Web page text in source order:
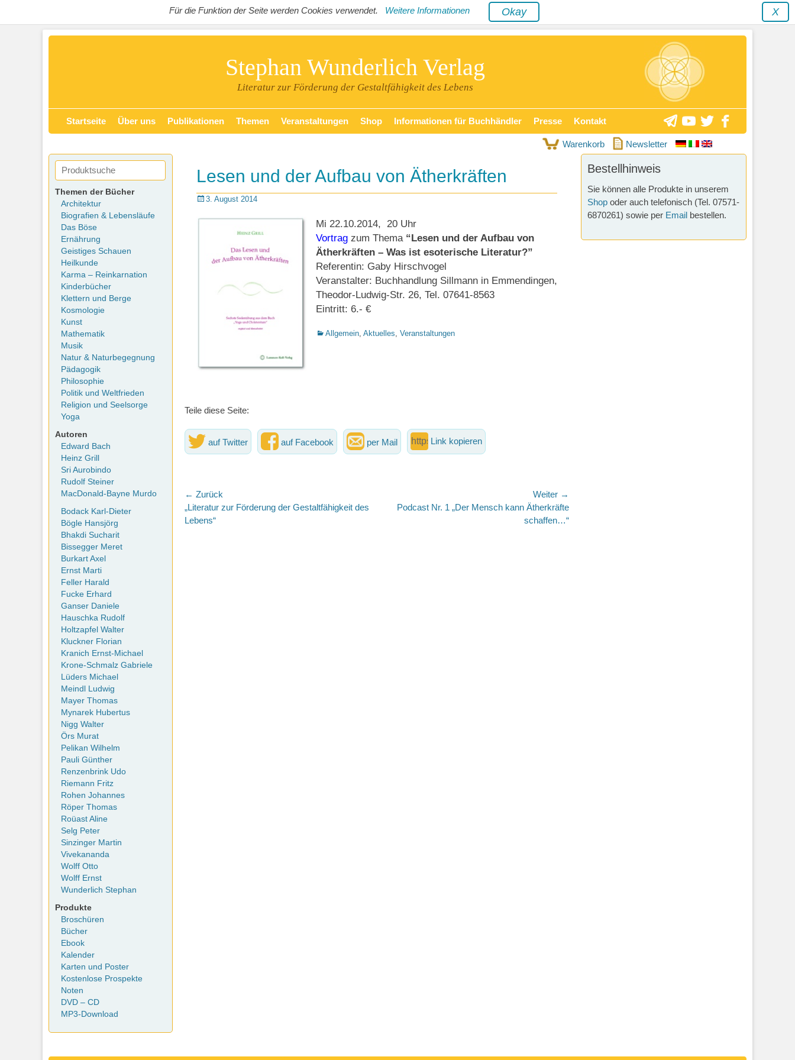
Für die Funktion der Seite werden Cookies verwendet. Weitere Informationen X
Okay
Stephan Wunderlich Verlag
Literatur zur Förderung der Gestaltfähigkeit des Lebens
Primäres Menü
Inhalt
Startseite Über uns Publikationen Themen Veranstaltungen Shop Informationen für Buchhändler Presse Kontakt
Warenkorb Newsletter
Lesen und der Aufbau von Ätherkräften
Posted
3. August 2014
Mi 22.10.2014, 20 Uhr
Vortrag zum Thema “Lesen und der Aufbau von
Ätherkräften – Was ist esoterische Literatur?”
Referentin: Gaby Hirschvogel
Veranstalter: Buchhandlung Sillmann in Emmendingen,
Theodor-Ludwig-Str. 26, Tel. 07641-8563
Eintritt: 6.- €
Kategorien
Allgemein, Aktuelles, Veranstaltungen
Teile diese Seite:
auf Twitter auf Facebook per Mail Link kopieren
Beitragsnavigation
← Zurück
Vorheriger
Beitrag:
„Literatur zur Förderung der Gestaltfähigkeit des
Lebens“
Weiter →
NächsterPodcast Nr. 1 „Der Mensch kann Ätherkräfte
schaffen…“
Bestellhinweis
Sie können alle Produkte in unserem
Shop oder auch telefonisch (Tel. 07571-
6870261) sowie per Email bestellen.
Themen der Bücher
Architektur
Biografien & Lebensläufe
Das Böse
Ernährung
Geistiges Schauen
Heilkunde
Karma – Reinkarnation
Kinderbücher
Klettern und Berge
Kosmologie
Kunst
Mathematik
Musik
Natur & Naturbegegnung
Pädagogik
Philosophie
Politik und Weltfrieden
Religion und Seelsorge
Yoga
Autoren
Edward Bach
Heinz Grill
Sri Aurobindo
Rudolf Steiner
MacDonald-Bayne Murdo
Bodack Karl-Dieter
Bögle Hansjörg
Bhakdi Sucharit
Bissegger Meret
Burkart Axel
Ernst Marti
Feller Harald
Fucke Erhard
Ganser Daniele
Hauschka Rudolf
Holtzapfel Walter
Kluckner Florian
Kranich Ernst-Michael
Krone-Schmalz Gabriele
Lüders Michael
Meindl Ludwig
Mayer Thomas
Mynarek Hubertus
Nigg Walter
Örs Murat
Pelikan Wilhelm
Pauli Günther
Renzenbrink Udo
Riemann Fritz
Rohen Johannes
Röper Thomas
Roüast Aline
Selg Peter
Sinzinger Martin
Vivekananda
Wolff Otto
Wolff Ernst
Wunderlich Stephan
Produkte
Broschüren
Bücher
Ebook
Kalender
Karten und Poster
Kostenlose Prospekte
Noten
DVD – CD
MP3-Download